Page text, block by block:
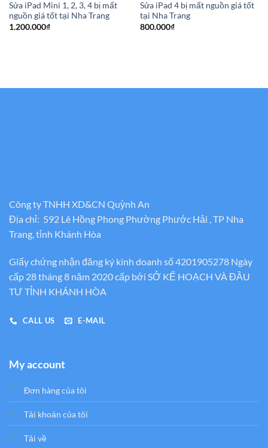
Sửa iPad Mini 1, 2, 3, 4 bị mất
nguồn giá tốt tại Nha Trang
1.200.000₫
Sửa iPad 4 bị mất nguồn giá tốt
tại Nha Trang
800.000₫
Công ty TNHH XD&CN Quỳnh An
Địa chỉ: 592 Lê Hồng Phong Phường Phước Hải , TP Nha
Trang, tỉnh Khánh Hòa
Giấy chứng nhận đăng ký kinh doanh số 4201905278 Ngày
cấp 28 tháng 8 năm 2020 cấp bới SỞ KẾ HOẠCH VÀ ĐẦU
TƯ TỈNH KHÁNH HÒA
CALL US E-MAIL
My account
Đơn hàng của tôi
Tải khoản của tôi
Tải về